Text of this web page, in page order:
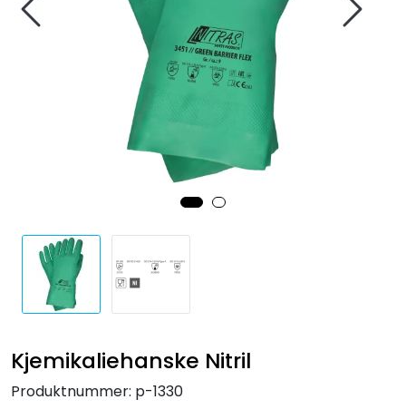
Kjemikaliehanske Nitril
Produktnummer: p-1330
Verneutstyr
Forbruksmateriell